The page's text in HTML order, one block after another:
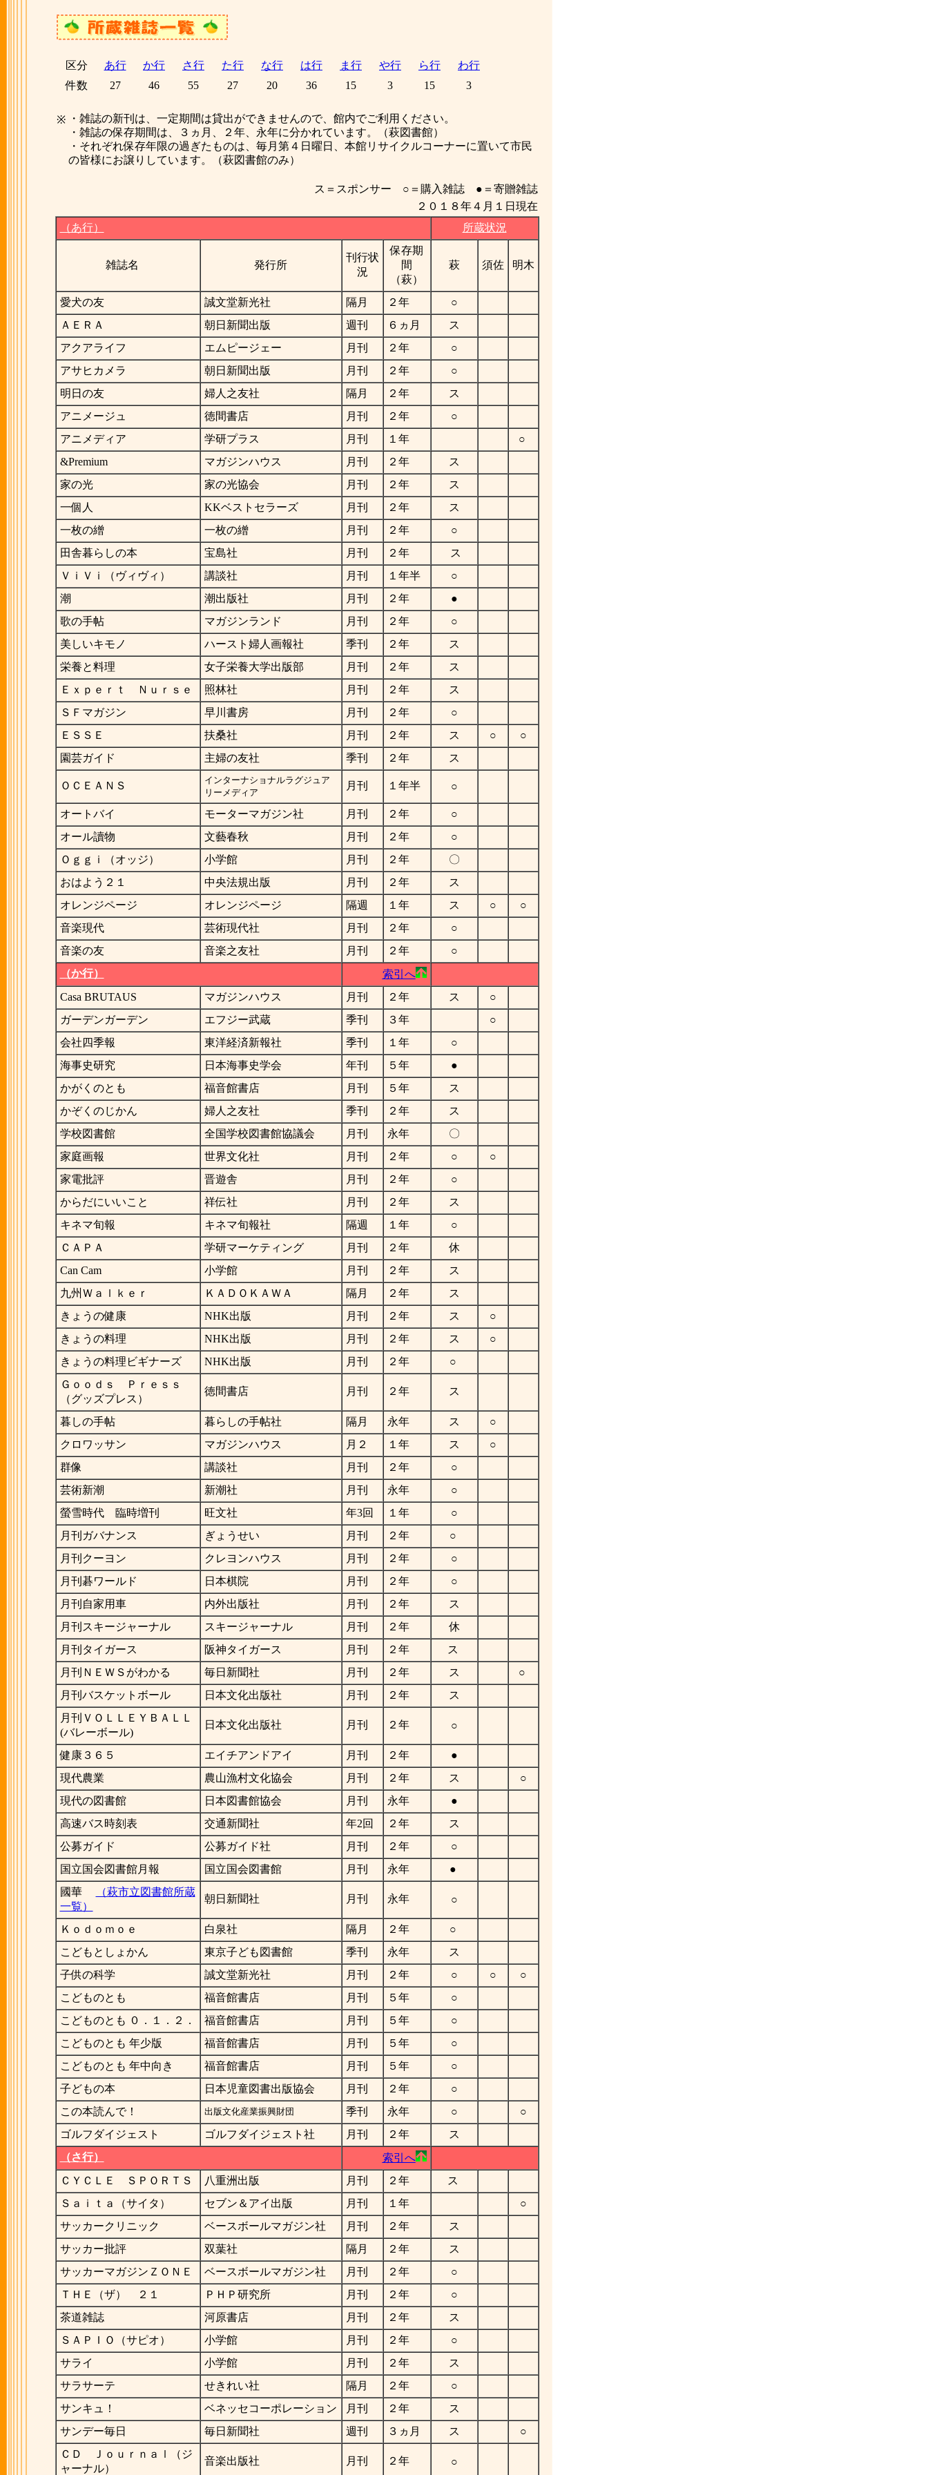
区分 あ行 か行 さ行 た行 な行 は行 ま行 や行 ら行
わ行
件数
27 46 55 27 20 36 15 3 15 3
※
・雑誌の新刊は、一定期間は貸出ができませんので、館内でご利用ください。
・雑誌の保存期間は、３ヵ月、２年、永年に分かれています。（萩図書館）
・それぞれ保存年限の過ぎたものは、毎月第４日曜日、本館リサイクルコーナーに置いて市民
の皆様にお譲りしています。（萩図書館のみ）
ス＝スポンサー ○＝購入雑誌 ●＝寄贈雑誌
２０１８年４月１日現在
（あ行）
所蔵状況
雑誌名 発行所
刊行状
況
保存期
間
（萩）
萩 須佐 明木
愛犬の友 誠文堂新光社 隔月 ２年
○
ＡＥＲＡ
朝日新聞出版 週刊 ６ヵ月
ス
アクアライフ
エムピージェー 月刊 ２年
○
アサヒカメラ
朝日新聞出版 月刊 ２年
○
明日の友
婦人之友社 隔月 ２年
ス
アニメージュ
徳間書店 月刊 ２年
○
アニメディア
学研プラス 月刊 １年
○
&Premium
マガジンハウス 月刊 ２年
ス
家の光
家の光協会 月刊 ２年
ス
一個人
KKベストセラーズ 月刊 ２年
ス
一枚の繒
一枚の繒 月刊 ２年
○
田舎暮らしの本
宝島社 月刊 ２年
ス
ＶｉＶｉ（ヴィヴィ）
講談社 月刊 １年半
○
潮
潮出版社 月刊 ２年
●
歌の手帖
マガジンランド 月刊 ２年
○
美しいキモノ
ハースト婦人画報社 季刊 ２年
ス
栄養と料理
女子栄養大学出版部 月刊 ２年
ス
Ｅｘｐｅｒｔ Ｎｕｒｓｅ
照林社 月刊 ２年
ス
ＳＦマガジン
早川書房 月刊 ２年
○
ＥＳＳＥ
扶桑社 月刊 ２年 ス ○
○
園芸ガイド
主婦の友社 季刊 ２年 ス
ＯＣＥＡＮＳ
インターナショナルラグジュア
リーメディア
月刊 １年半 ○
オートバイ モーターマガジン社 月刊 ２年
○
オール讀物
文藝春秋 月刊 ２年
○
Ｏｇｇｉ（オッジ）
小学館 月刊 ２年
〇
おはよう２１
中央法規出版 月刊 ２年
ス
オレンジページ
オレンジページ 隔週 １年 ス ○
○
音楽現代
芸術現代社 月刊 ２年
○
音楽の友
音楽之友社 月刊 ２年
○
（か行）
索引へ
Casa BRUTAUS
マガジンハウス 月刊 ２年 ス
○
ガーデンガーデン
エフジー武蔵 季刊 ３年
○
会社四季報
東洋経済新報社 季刊 １年
○
海事史研究
日本海事史学会 年刊 ５年
●
かがくのとも
福音館書店 月刊 ５年
ス
かぞくのじかん
婦人之友社 季刊 ２年
ス
学校図書館
全国学校図書館協議会 月刊 永年
〇
家庭画報
世界文化社 月刊 ２年 ○
○
家電批評
晋遊舎 月刊 ２年
○
からだにいいこと
祥伝社 月刊 ２年
ス
キネマ旬報
キネマ旬報社 隔週 １年
○
ＣＡＰＡ
学研マーケティング 月刊 ２年
休
Can Cam
小学館 月刊 ２年
ス
九州Ｗａｌｋｅｒ
ＫＡＤＯＫＡＷＡ 隔月 ２年
ス
きょうの健康
NHK出版 月刊 ２年 ス
○
きょうの料理
NHK出版 月刊 ２年 ス
○
きょうの料理ビギナーズ
NHK出版 月刊 ２年
○
Ｇｏｏｄｓ Ｐｒｅｓｓ
（グッズプレス）
徳間書店 月刊 ２年 ス
暮しの手帖 暮らしの手帖社 隔月 永年 ス
○
クロワッサン
マガジンハウス 月２ １年 ス
○
群像
講談社 月刊 ２年
○
芸術新潮
新潮社 月刊 永年
○
螢雪時代 臨時増刊
旺文社 年3回 １年
○
月刊ガバナンス
ぎょうせい 月刊 ２年
○
月刊クーヨン
クレヨンハウス 月刊 ２年
○
月刊碁ワールド
日本棋院 月刊 ２年
○
月刊自家用車
内外出版社 月刊 ２年
ス
月刊スキージャーナル
スキージャーナル 月刊 ２年
休
月刊タイガース
阪神タイガース 月刊 ２年
ス
月刊ＮＥＷＳがわかる
毎日新聞社 月刊 ２年 ス
○
月刊バスケットボール
日本文化出版社 月刊 ２年
ス
月刊ＶＯＬＬＥＹＢＡＬＬ
(バレーボール)
日本文化出版社 月刊 ２年 ○
健康３６５ エイチアンドアイ 月刊 ２年
●
現代農業
農山漁村文化協会 月刊 ２年 ス
○
現代の図書館
日本図書館協会 月刊 永年
●
高速バス時刻表
交通新聞社 年2回 ２年
ス
公募ガイド
公募ガイド社 月刊 ２年
○
国立国会図書館月報
国立国会図書館 月刊 永年
●
國華
（萩市立図書館所蔵
一覧）
朝日新聞社 月刊 永年 ○
Ｋｏｄｏｍｏｅ 白泉社 隔月 ２年
○
こどもとしょかん
東京子ども図書館 季刊 永年
ス
子供の科学
誠文堂新光社 月刊 ２年 ○ ○
○
こどものとも
福音館書店 月刊 ５年
○
こどものとも ０．１．２．
福音館書店 月刊 ５年
○
こどものとも 年少版
福音館書店 月刊 ５年
○
こどものとも 年中向き
福音館書店 月刊 ５年
○
子どもの本
日本児童図書出版協会 月刊 ２年
○
この本読んで！
出版文化産業振興財団 季刊 永年 ○
○
ゴルフダイジェスト
ゴルフダイジェスト社 月刊 ２年
ス
（さ行）
索引へ
ＣＹＣＬＥ ＳＰＯＲＴＳ
八重洲出版 月刊 ２年
ス
Ｓａｉｔａ（サイタ）
セブン＆アイ出版 月刊 １年
○
サッカークリニック
ベースボールマガジン社 月刊 ２年
ス
サッカー批評
双葉社 隔月 ２年
ス
サッカーマガジンＺＯＮＥ
ベースボールマガジン社 月刊 ２年
○
ＴＨＥ（ザ） ２１
ＰＨＰ研究所 月刊 ２年
○
茶道雑誌
河原書店 月刊 ２年
ス
ＳＡＰＩＯ（サピオ）
小学館 月刊 ２年
○
サライ
小学館 月刊 ２年
ス
サラサーテ
せきれい社 隔月 ２年
○
サンキュ！
ベネッセコーポレーション 月刊 ２年
ス
サンデー毎日
毎日新聞社 週刊 ３ヵ月 ス
○
ＣＤ Ｊｏｕｒｎａｌ（ジ
ャーナル）
音楽出版社 月刊 ２年 ○